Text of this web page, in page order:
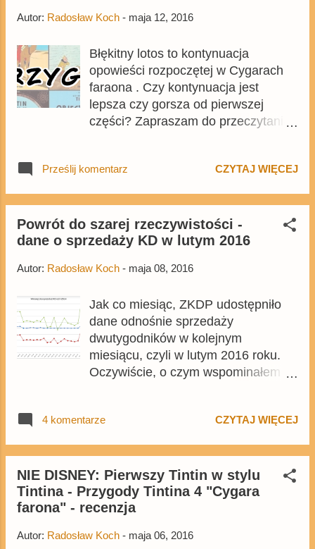
Autor: Radosław Koch - maja 12, 2016
Błękitny lotos to kontynuacja
opowieści rozpoczętej w Cygarach
faraona . Czy kontynuacja jest
lepsza czy gorsza od pierwszej
części? Zapraszam do przeczytania
przepraszam też za opóźnienie,
niedzielę)
Prześlij komentarz CZYTAJ WIĘCEJ
Powrót do szarej rzeczywistości -
dane o sprzedaży KD w lutym 2016
Autor: Radosław Koch - maja 08, 2016
Jak co miesiąc, ZKDP udostępniło
dane odnośnie sprzedaży
dwutygodników w kolejnym
miesiącu, czyli w lutym 2016 roku.
Oczywiście, o czym wspominałem
dane z lutego pokazują, że decyzja
miesięcznik była decyzją złą.
Sprzedaż KD 2016-03 wyniosła 19
662 egz. przy nakładzie
wynoszącym 40 000 egz. , procent
49,2%. Dlaczego można stwierdzić,
4 komentarze CZYTAJ WIĘCEJ
NIE DISNEY: Pierwszy Tintin w stylu
Tintina - Przygody Tintina 4 "Cygara
farona" - recenzja
Autor: Radosław Koch - maja 06, 2016